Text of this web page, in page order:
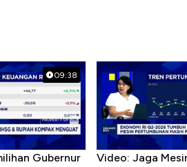
09:38
Gubernur
Video: Jaga